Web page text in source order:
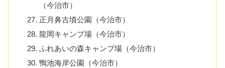
（今治市）
正月鼻古墳公園（今治市）
龍岡キャンプ場（今治市）
ふれあいの森キャンプ場（今治市）
鴨池海岸公園（今治市）